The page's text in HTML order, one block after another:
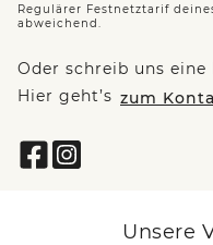
Regulärer Festnetztarif
abweichend.
Oder schreib uns eine
Hier geht’s zum
Unsere